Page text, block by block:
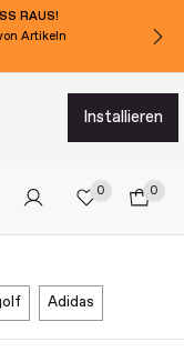
RAUS!
Artikeln
installieren
0 0
adidas